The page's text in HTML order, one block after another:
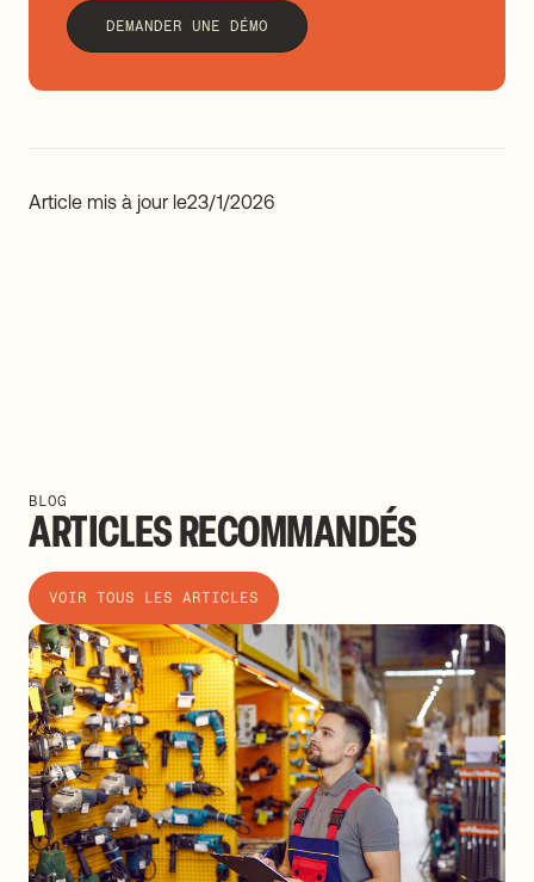
DEMANDER UNE DÉMO
Article mis à jour le23/1/2026
BLOG
ARTICLESRECOMMANDÉS
VOIR TOUS LES ARTICLES